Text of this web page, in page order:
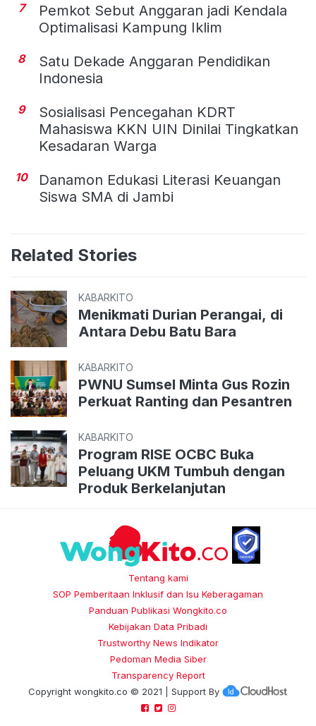
7
Pemkot Sebut Anggaran jadi Kendala
Optimalisasi Kampung Iklim
8
Satu Dekade Anggaran Pendidikan
Indonesia
9
Sosialisasi Pencegahan KDRT
Mahasiswa KKN UIN Dinilai Tingkatkan
Kesadaran Warga
10
Danamon Edukasi Literasi Keuangan
Siswa SMA di Jambi
Related Stories
KABARKITO
Menikmati Durian Perangai, di
Antara Debu Batu Bara
KABARKITO
PWNU Sumsel Minta Gus Rozin
Perkuat Ranting dan Pesantren
KABARKITO
Program RISE OCBC Buka
Peluang UKM Tumbuh dengan
Produk Berkelanjutan
Tentang kami
SOP Pemberitaan Inklusif dan Isu Keberagaman
Panduan Publikasi Wongkito.co
Kebijakan Data Pribadi
Trustworthy News Indikator
Pedoman Media Siber
Transparency Report
Copyright wongkito.co © 2021 | Support By